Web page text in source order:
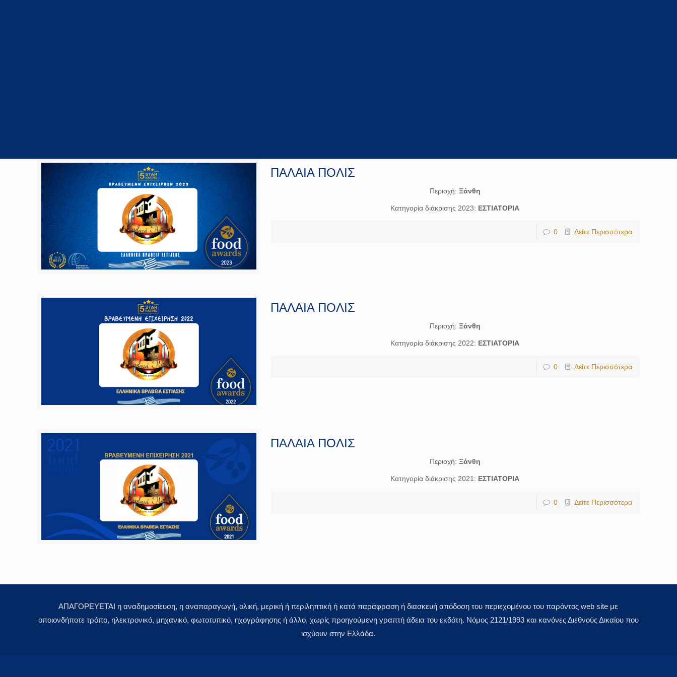
ΠΑΛΑΙΑ ΠΟΛΙΣ
Περιοχή: Ξάνθη
Κατηγορία διάκρισης 2023: ΕΣΤΙΑΤΟΡΙΑ
0 Δείτε Περισσότερα
ΠΑΛΑΙΑ ΠΟΛΙΣ
Περιοχή: Ξάνθη
Κατηγορία διάκρισης 2022: ΕΣΤΙΑΤΟΡΙΑ
0 Δείτε Περισσότερα
ΠΑΛΑΙΑ ΠΟΛΙΣ
Περιοχή: Ξάνθη
Κατηγορία διάκρισης 2021: ΕΣΤΙΑΤΟΡΙΑ
0 Δείτε Περισσότερα
ΑΠΑΓΟΡΕΥΕΤΑΙ η αναδημοσίευση, η αναπαραγωγή, ολική, μερική ή περιληπτική ή κατά παράφραση ή διασκευή απόδοση του περιεχομένου του παρόντος web site με
οποιονδήποτε τρόπο, ηλεκτρονικό, μηχανικό, φωτοτυπικό, ηχογράφησης ή άλλο, χωρίς προηγούμενη γραπτή άδεια του εκδότη. Νόμος 2121/1993 και κανόνες Διεθνούς Δικαίου που
ισχύουν στην Ελλάδα.